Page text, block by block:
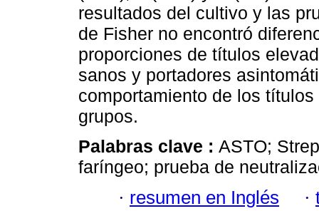
resultados del cultivo y las
de Fisher no encontró
proporciones de títulos
sanos y portadores
comportamiento de los
grupos.
Palabras clave : ASTO;
faríngeo; prueba de
· resumen en Inglés ·